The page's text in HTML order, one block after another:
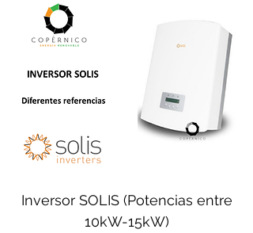
Inversor SOLIS (Potencias entre
10kW-15kW)